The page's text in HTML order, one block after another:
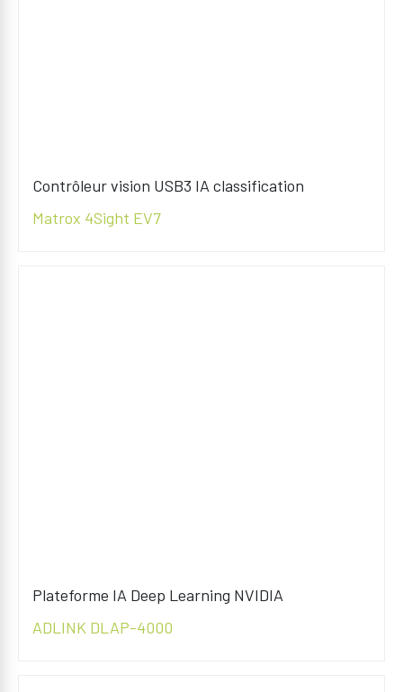
Contrôleur vision USB3 IA classification
Matrox 4Sight EV7
Plateforme IA Deep Learning NVIDIA
ADLINK DLAP-4000